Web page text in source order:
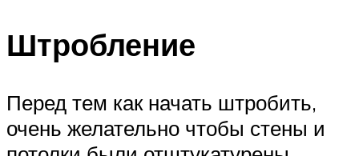
Штробление
Перед тем как начать штробить,
очень желательно чтобы стены и